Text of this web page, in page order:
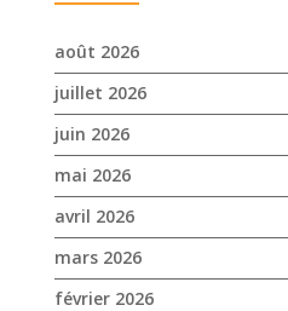
août 2026
juillet 2026
juin 2026
mai 2026
avril 2026
mars 2026
février 2026